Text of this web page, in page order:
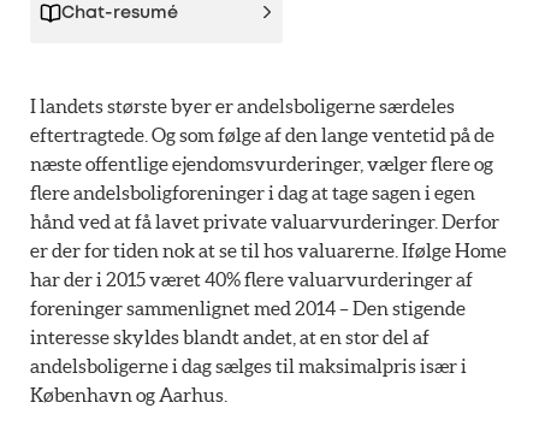
Chat-resumé
I landets største byer er andelsboligerne særdeles
eftertragtede. Og som følge af den lange ventetid på de
næste offentlige ejendomsvurderinger, vælger flere og
flere andelsboligforeninger i dag at tage sagen i egen
hånd ved at få lavet private valuarvurderinger. Derfor
er der for tiden nok at se til hos valuarerne. Ifølge Home
har der i 2015 været 40% flere valuarvurderinger af
foreninger sammenlignet med 2014 – Den stigende
interesse skyldes blandt andet, at en stor del af
andelsboligerne i dag sælges til maksimalpris især i
København og Aarhus.